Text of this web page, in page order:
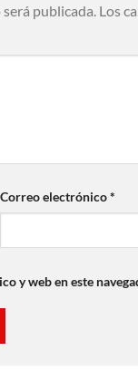
publicada. Los
Correo electrónico*
y web en este